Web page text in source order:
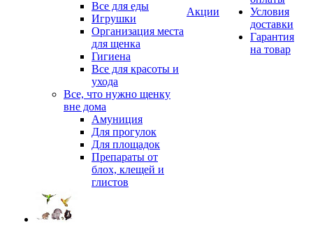
Все для еды
Игрушки
Организация места
для щенка
Гигиена
Все для красоты и
ухода
Все, что нужно щенку
вне дома
Амуниция
Для прогулок
Для площадок
Препараты от
блох, клещей и
глистов
Акции
Условия
доставки
Гарантия
на товар